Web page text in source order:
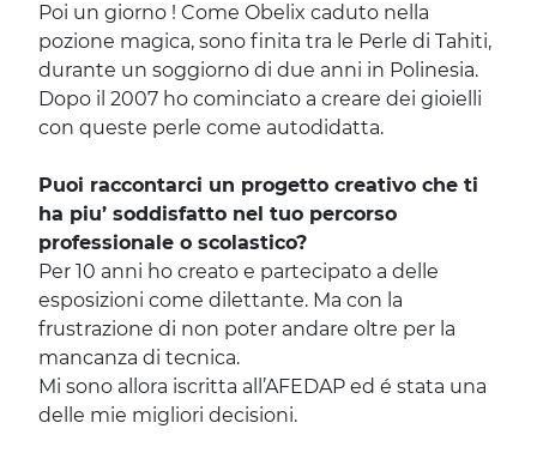
Poi un giorno ! Come Obelix caduto nella
pozione magica, sono finita tra le Perle di Tahiti,
durante un soggiorno di due anni in Polinesia.
Dopo il 2007 ho cominciato a creare dei gioielli
con queste perle come autodidatta.
Puoi raccontarci un progetto creativo che ti
ha piu’ soddisfatto nel tuo percorso
professionale o scolastico?
Per 10 anni ho creato e partecipato a delle
esposizioni come dilettante. Ma con la
frustrazione di non poter andare oltre per la
mancanza di tecnica.
Mi sono allora iscritta all’AFEDAP ed é stata una
delle mie migliori decisioni.